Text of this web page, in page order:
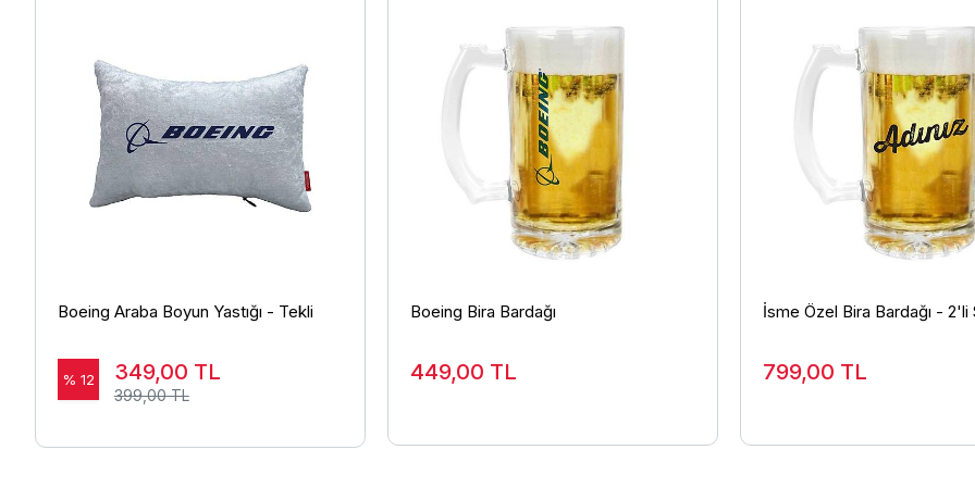
Boeing Araba Boyun Yastığı - Tekli
% 12 349,00 TL
399,00 TL
Boeing Bira Bardağı
449,00 TL
İsme Özel Bira Bardağı - 2'li
799,00 TL